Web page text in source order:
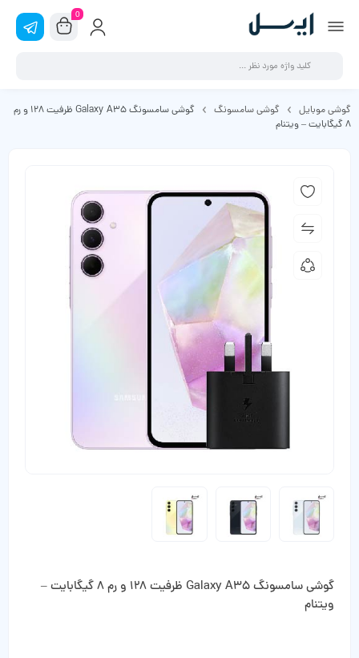
0
گوشی موبایل گوشی سامسونگ
گوشی سامسونگ Galaxy A35 ظرفیت 128 و رم
8 گیگابایت – ویتنام
گوشی سامسونگ Galaxy A35 ظرفیت 128 و رم 8 گیگابایت –
ویتنام